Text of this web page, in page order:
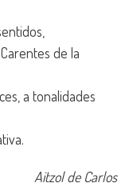
de la
a tonalidades
Aitzol de Carlos